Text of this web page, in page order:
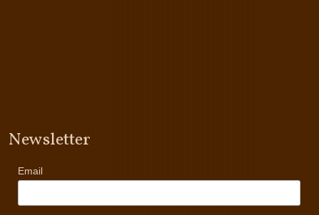
Newsletter
Email